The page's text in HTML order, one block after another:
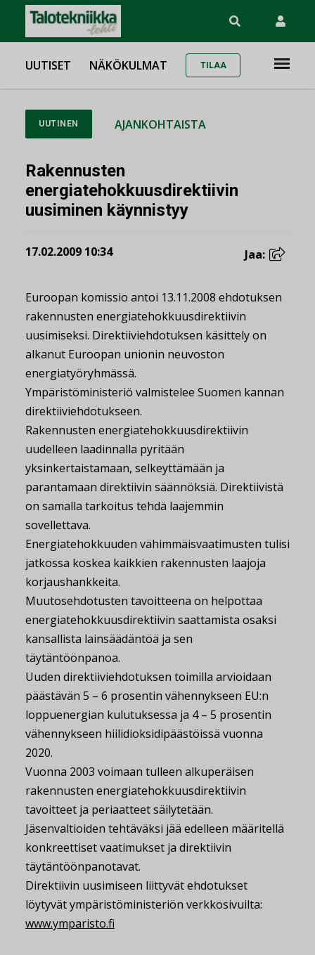
UUTISET NÄKÖKULMAT TILAA
UUTINEN AJANKOHTAISTA
Rakennusten
energiatehokkuusdirektiivin
uusiminen käynnistyy
17.02.2009 10:34 Jaa:
Euroopan komissio antoi 13.11.2008 ehdotuksen
rakennusten energiatehokkuusdirektiivin
uusimiseksi. Direktiiviehdotuksen käsittely on
alkanut Euroopan unionin neuvoston
energiatyöryhmässä.
Ympäristöministeriö valmistelee Suomen kannan
direktiiviehdotukseen.
Rakennusten energiatehokkuusdirektiivin
uudelleen laadinnalla pyritään
yksinkertaistamaan, selkeyttämään ja
parantamaan direktiivin säännöksiä. Direktiivistä
on samalla tarkoitus tehdä laajemmin
sovellettava.
Energiatehokkuuden vähimmäisvaatimusten tulisi
jatkossa koskea kaikkien rakennusten laajoja
korjaushankkeita.
Muutosehdotusten tavoitteena on helpottaa
energiatehokkuusdirektiivin saattamista osaksi
kansallista lainsäädäntöä ja sen
täytäntöönpanoa.
Uuden direktiiviehdotuksen toimilla arvioidaan
päästävän 5 – 6 prosentin vähennykseen EU:n
loppuenergian kulutuksessa ja 4 – 5 prosentin
vähennykseen hiilidioksidipäästöissä vuonna
2020.
Vuonna 2003 voimaan tulleen alkuperäisen
rakennusten energiatehokkuusdirektiivin
tavoitteet ja periaatteet säilytetään.
Jäsenvaltioiden tehtäväksi jää edelleen määritellä
konkreettiset vaatimukset ja direktiivin
täytäntöönpanotavat.
Direktiivin uusimiseen liittyvät ehdotukset
löytyvät ympäristöministeriön verkkosivuilta:
www.ymparisto.fi